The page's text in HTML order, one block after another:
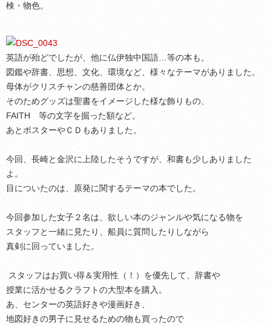
検・物色。
英語が殆どでしたが、他に仏伊独中国語…等の本も。
図鑑や辞書、思想、文化、環境など、様々なテーマがありました。
母体がクリスチャンの慈善団体とか。
そのためグッズは聖書をイメージした様な飾りもの、
FAITH 等の文字を掘った額など。
あとポスターやＣＤもありました。
今回、長崎と金沢に上陸したそうですが、和書も少しありました
よ。
目についたのは、原発に関するテーマの本でした。
今回参加した女子２名は、欲しい本のジャンルや気になる物を
スタッフと一緒に見たり、船員に質問したりしながら
真剣に回っていました。
スタッフはお買い得＆実用性（！）を優先して、辞書や
授業に活かせるクラフトの大型本を購入。
あ、センターの英語好きや漫画好き、
地図好きの男子に見せるための物も買ったので